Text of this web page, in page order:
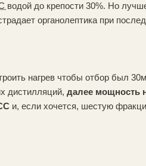
водой до крепости 30%. Но
органолептика при
нагрев чтобы отбор был
дистилляций, далее мощность
и, если хочется, шестую